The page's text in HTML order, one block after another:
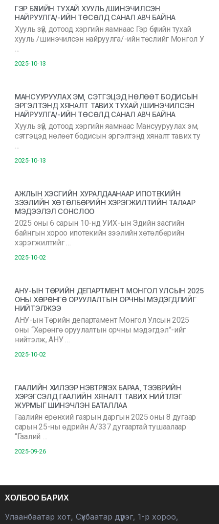
ГЭР БҮЛИЙН ТУХАЙ ХУУЛЬ /ШИНЭЧИЛСЭН
НАЙРУУЛГА/-ИЙН ТӨСӨЛД САНАЛ АВЧ БАЙНА
Хууль зүй, дотоод хэргийн яамнаас Гэр бүлийн тухай
хууль /шинэчилсэн найруулга/-ийн төслийг Монгол У
…
2025-10-13
МАНСУУРУУЛАХ ЭМ, СЭТГЭЦЭД НӨЛӨӨТ БОДИСЫН
ЭРГЭЛТЭНД ХЯНАЛТ ТАВИХ ТУХАЙ /ШИНЭЧИЛСЭН
НАЙРУУЛГА/-ИЙН ТӨСӨЛД САНАЛ АВЧ БАЙНА
Хууль зүй, дотоод хэргийн яамнаас Мансууруулах эм,
сэтгэцэд нөлөөт бодисын эргэлтэнд хяналт тавих ту
…
2025-10-13
АЖЛЫН ХЭСГИЙН ХУРАЛДААНААР ИПОТЕКИЙН
ЗЭЭЛИЙН ХӨТӨЛБӨРИЙН ХЭРЭГЖИЛТИЙН ТАЛААР
МЭДЭЭЛЭЛ СОНСЛОО
2025 оны 6 сарын 10-нд УИХ-ын Эдийн засгийн
байнгын хороо ипотекийн зээлийн хөтөлбөрийн
хэрэгжилтийг …
2025-10-02
АНУ-ЫН ТӨРИЙН ДЕПАРТМЕНТ МОНГОЛ УЛСЫН 2025
ОНЫ ХӨРӨНГӨ ОРУУЛАЛТЫН ОРЧНЫ МЭДЭГДЛИЙГ
НИЙТЭЛЖЭЭ
АНУ-ын Төрийн департамент Монгол Улсын 2025
оны “Хөрөнгө оруулалтын орчны мэдэгдэл”-ийг
нийтэлж, АНУ …
2025-10-02
ГААЛИЙН ХИЛЭЭР НЭВТРҮҮЛЭХ БАРАА, ТЭЭВРИЙН
ХЭРЭГСЭЛД ГААЛИЙН ХЯНАЛТ ТАВИХ НИЙТЛЭГ
ЖУРМЫГ ШИНЭЧЛЭН БАТАЛЛАА
Гаалийн ерөнхий газрын даргын 2025 оны 8 дугаар
сарын 25-ны өдрийн А/337 дугаартай тушаалаар
“Гаалий …
2025-09-26
ХОЛБОО БАРИХ
Улаанбаатар хот, Сүхбаатар дүүрэг, 1-р хороо,